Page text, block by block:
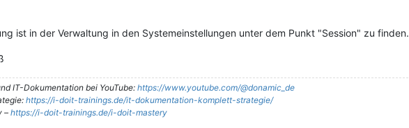
ist in der Verwaltung in den Systemeinstellungen unter dem Punkt "Session" zu finden.
IT-Dokumentation bei YouTube: https://www.youtube.com/@donamic_de
https://i-doit-trainings.de/it-dokumentation-komplett-strategie/
–https://i-doit-trainings.de/i-doit-mastery